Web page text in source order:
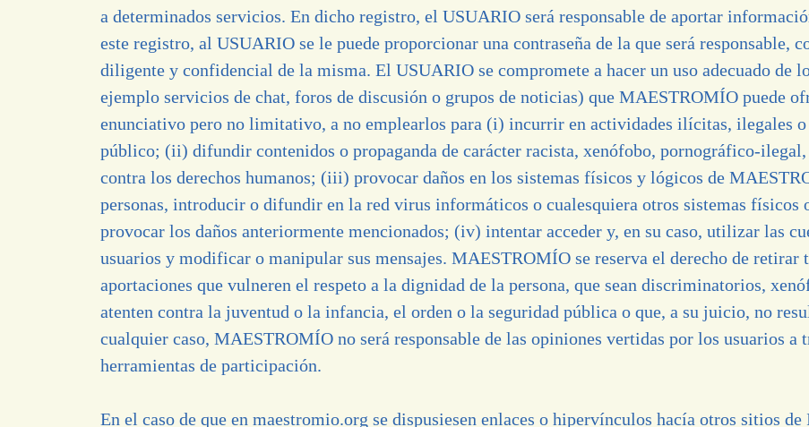
a determinados servicios. En dicho registro, el USUARIO será responsable de aportar
este registro, al USUARIO se le puede proporcionar una contraseña de la que será responsable,
diligente y confidencial de la misma. El USUARIO se compromete a hacer un uso adecuado de
ejemplo servicios de chat, foros de discusión o grupos de noticias) que MAESTROMÍO puede
enunciativo pero no limitativo, a no emplearlos para (i) incurrir en actividades ilícitas, ilegales o
público; (ii) difundir contenidos o propaganda de carácter racista, xenófobo, pornográfico-
contra los derechos humanos; (iii) provocar daños en los sistemas físicos y lógicos de
personas, introducir o difundir en la red virus informáticos o cualesquiera otros sistemas físicos
provocar los daños anteriormente mencionados; (iv) intentar acceder y, en su caso, utilizar las
usuarios y modificar o manipular sus mensajes. MAESTROMÍO se reserva el derecho de
aportaciones que vulneren el respeto a la dignidad de la persona, que sean discriminatorios,
atenten contra la juventud o la infancia, el orden o la seguridad pública o que, a su juicio, no
cualquier caso, MAESTROMÍO no será responsable de las opiniones vertidas por los usuarios a
herramientas de participación.
En el caso de que en maestromio.org se dispusiesen enlaces o hipervínculos hacía otros sitios